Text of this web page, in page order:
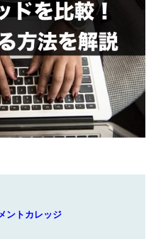
ントカレッジ